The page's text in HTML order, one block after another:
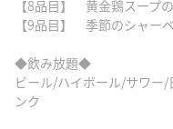
【8品目】 黄金鶏スープ
【9品目】 季節のシャー
◆飲み放題◆
ビール/ハイボール/サワー
ンク